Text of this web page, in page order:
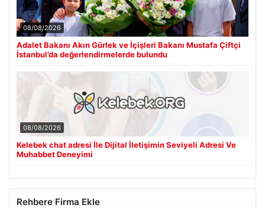
08/08/2026
Adalet Bakanı Akın Gürlek ve İçişleri Bakanı Mustafa Çiftçi
İstanbul’da değerlendirmelerde bulundu
08/08/2026
Kelebek chat adresi İle Dijital İletişimin Seviyeli Adresi Ve
Muhabbet Deneyimi
Rehbere Firma Ekle